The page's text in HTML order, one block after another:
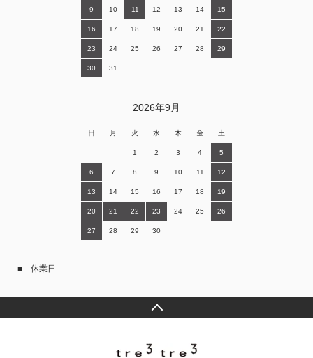
9 10 11 12 13 14 15
16 17 18 19 20 21 22
23 24 25 26 27 28 29
30 31
2026年9月
日 月 火 水 木 金 土
1 2 3 4 5
6 7 8 9 10 11 12
13 14 15 16 17 18 19
20 21 22 23 24 25 26
27 28 29 30
■…休業日